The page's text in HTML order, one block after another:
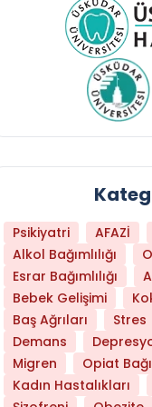
Hangi Yaşta
Psikiyatri AFAZİ
Alkol Bağımlılığı
Esrar Bağımlılığı
Bebek Gelişimi
Baş Ağrıları
Stres
Demans
Migren
Opiat
Kadın Hastalıkları